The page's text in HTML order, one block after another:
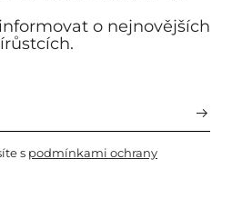
o nejnovějších
s podmínkami ochrany